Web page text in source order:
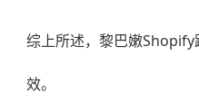
综上所述，黎巴嫩
效。